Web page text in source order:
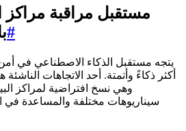
مستقبل مراقبة مراكز
#
يتجه مستقبل الذكاء الاصطناعي في أمن
أكثر ذكاءً وأتمتة. أحد الاتجاهات الناشئة
وهي نسخ افتراضية لمراكز
سيناريوهات مختلفة والمساعدة في